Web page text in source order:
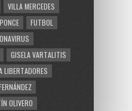
VILLA MERCEDES
FUTBOL
GISELA VARTALITIS
LIBERTADORES
OLIVERO